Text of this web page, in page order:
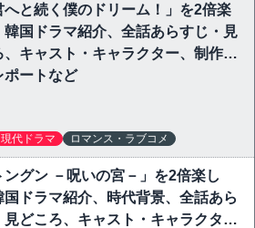
へと続く僕のドリーム！」を2倍楽
韓国ドラマ紹介、全話あらすじ・見
、キャスト・キャラクター、制作発
ポートなど
現代ドラマ ロマンス・ラブコメ
ングン －呪いの宮－」を2倍楽し
国ドラマ紹介、時代背景、全話あら
見どころ、キャスト・キャラクタ